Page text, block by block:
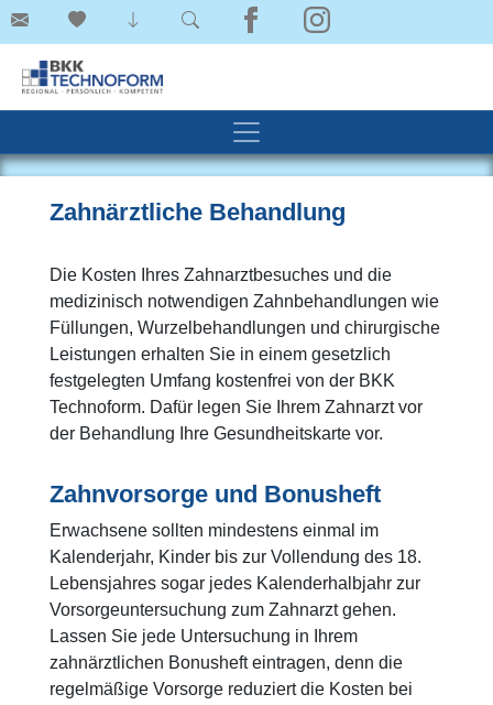
Zahnärztliche Behandlung
Die Kosten Ihres Zahnarztbesuches und die
medizinisch notwendigen Zahnbehandlungen wie
Füllungen, Wurzelbehandlungen und chirurgische
Leistungen erhalten Sie in einem gesetzlich
festgelegten Umfang kostenfrei von der BKK
Technoform. Dafür legen Sie Ihrem Zahnarzt vor
der Behandlung Ihre Gesundheitskarte vor.
Zahnvorsorge und Bonusheft
Erwachsene sollten mindestens einmal im
Kalenderjahr, Kinder bis zur Vollendung des 18.
Lebensjahres sogar jedes Kalenderhalbjahr zur
Vorsorgeuntersuchung zum Zahnarzt gehen.
Lassen Sie jede Untersuchung in Ihrem
zahnärztlichen Bonusheft eintragen, denn die
regelmäßige Vorsorge reduziert die Kosten bei